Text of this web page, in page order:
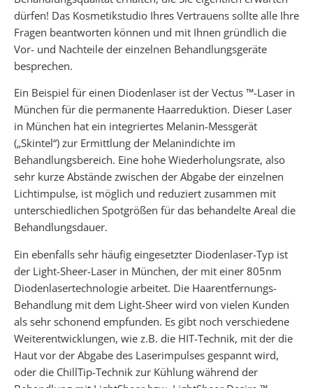
dürfen! Das Kosmetikstudio Ihres Vertrauens sollte alle Ihre
Fragen beantworten können und mit Ihnen gründlich die
Vor- und Nachteile der einzelnen Behandlungsgeräte
besprechen.
Ein Beispiel für einen Diodenlaser ist der Vectus ™-Laser in
München für die permanente Haarreduktion. Dieser Laser
in München hat ein integriertes Melanin-Messgerät
(„Skintel“) zur Ermittlung der Melanindichte im
Behandlungsbereich. Eine hohe Wiederholungsrate, also
sehr kurze Abstände zwischen der Abgabe der einzelnen
Lichtimpulse, ist möglich und reduziert zusammen mit
unterschiedlichen Spotgrößen für das behandelte Areal die
Behandlungsdauer.
Ein ebenfalls sehr häufig eingesetzter Diodenlaser-Typ ist
der Light-Sheer-Laser in München, der mit einer 805nm
Diodenlasertechnologie arbeitet. Die Haarentfernungs-
Behandlung mit dem Light-Sheer wird von vielen Kunden
als sehr schonend empfunden. Es gibt noch verschiedene
Weiterentwicklungen, wie z.B. die HIT-Technik, mit der die
Haut vor der Abgabe des Laserimpulses gespannt wird,
oder die ChillTip-Technik zur Kühlung während der